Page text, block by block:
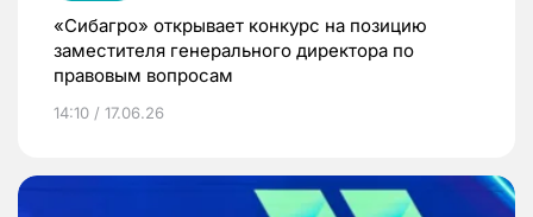
«Сибагро» открывает конкурс на позицию
заместителя генерального директора по
правовым вопросам
14:10 / 17.06.26